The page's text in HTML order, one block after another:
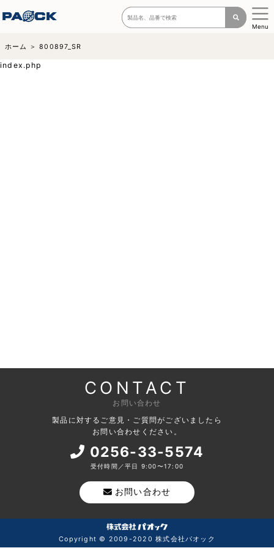
Menu
ホーム 800897_SR
index.php
CONTACT
お問い合わせ
製品に対するご意見・ご質問がございましたら
お問い合わせください。
0256-33-5574
受付時間／平日 9:00〜17:00
お問い合わせ
Copyright © 2009-2020 株式会社パオック